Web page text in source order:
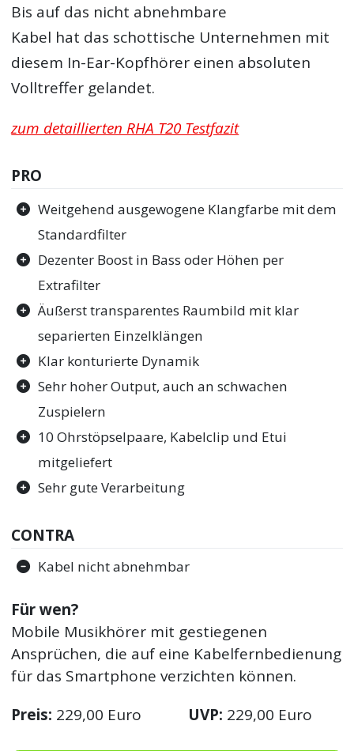
Bis auf das nicht abnehmbare
Kabel hat das schottische Unternehmen mit
diesem In-Ear-Kopfhörer einen absoluten
Volltreffer gelandet.
zum detaillierten RHA T20 Testfazit
PRO
Weitgehend ausgewogene Klangfarbe mit dem
Standardfilter
Dezenter Boost in Bass oder Höhen per
Extrafilter
Äußerst transparentes Raumbild mit klar
separierten Einzelklängen
Klar konturierte Dynamik
Sehr hoher Output, auch an schwachen
Zuspielern
10 Ohrstöpselpaare, Kabelclip und Etui
mitgeliefert
Sehr gute Verarbeitung
CONTRA
Kabel nicht abnehmbar
Für wen?
Mobile Musikhörer mit gestiegenen
Ansprüchen, die auf eine Kabelfernbedienung
für das Smartphone verzichten können.
Preis: 229,00 Euro UVP: 229,00 Euro